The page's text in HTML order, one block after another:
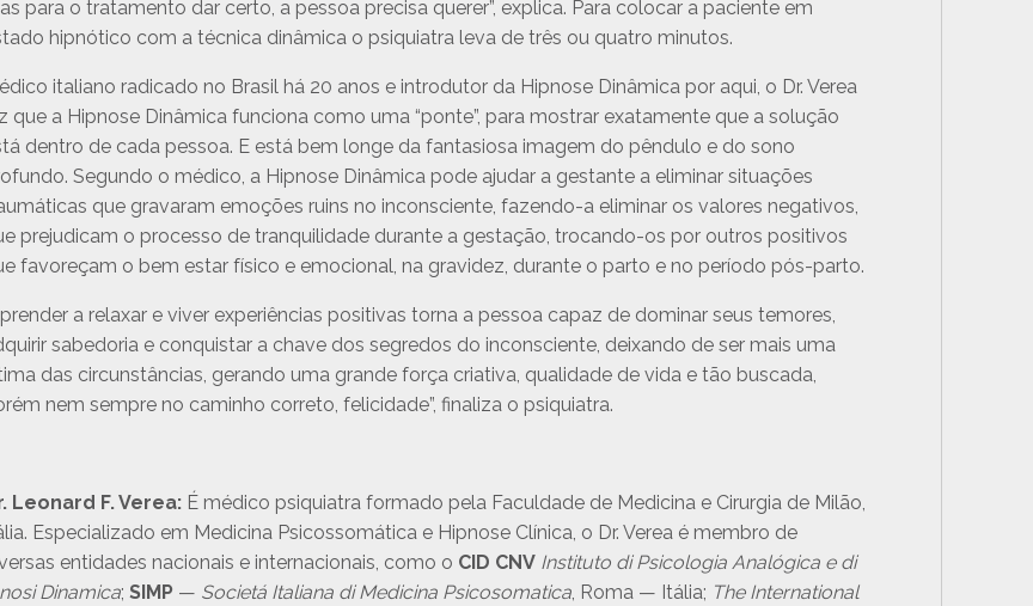
para o tratamento dar certo, a pessoa precisa querer”, explica. Para colocar a paciente em
hipnótico com a técnica dinâmica o psiquiatra leva de três ou quatro minutos.
italiano radicado no Brasil há 20 anos e introdutor da Hipnose Dinâmica por aqui, o Dr. Verea
que a Hipnose Dinâmica funciona como uma “ponte”, para mostrar exatamente que a solução
dentro de cada pessoa. E está bem longe da fantasiosa imagem do pêndulo e do sono
Segundo o médico, a Hipnose Dinâmica pode ajudar a gestante a eliminar situações
que gravaram emoções ruins no inconsciente, fazendo-a eliminar os valores negativos,
prejudicam o processo de tranquilidade durante a gestação, trocando-os por outros positivos
favoreçam o bem estar físico e emocional, na gravidez, durante o parto e no período pós-parto.
a relaxar e viver experiências positivas torna a pessoa capaz de dominar seus temores,
sabedoria e conquistar a chave dos segredos do inconsciente, deixando de ser mais uma
das circunstâncias, gerando uma grande força criativa, qualidade de vida e tão buscada,
nem sempre no caminho correto, felicidade”, finaliza o psiquiatra.
Leonard F. Verea:É médico psiquiatra formado pela Faculdade de Medicina e Cirurgia de Milão,
Especializado em Medicina Psicossomática e Hipnose Clínica, o Dr. Verea é membro de
entidades nacionais e internacionais, como o CID CNV Instituto di Psicologia Analógica e di
Dinamica; SIMP — Societá Italiana di Medicina Psicosomatica, Roma — Itália; The International